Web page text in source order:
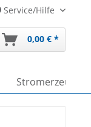
Service/Hilfe
0,00 € *
Stromerzeuger